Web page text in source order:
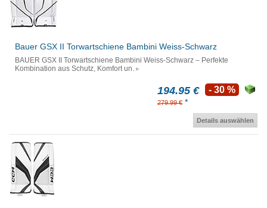
Bauer GSX II Torwartschiene Bambini Weiss-Schwarz
BAUER GSX II Torwartschiene Bambini Weiss-Schwarz – Perfekte
Kombination aus Schutz, Komfort un.
194.95 €
279.99 € *
- 30 %
Details auswählen